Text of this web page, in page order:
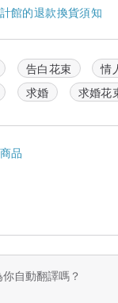
館的退款換貨須知
告白花束 情
求婚 求婚花
品
自動翻譯嗎？